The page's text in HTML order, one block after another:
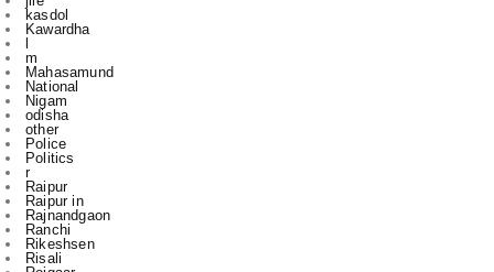
Mahasamund
National
Nigam
odisha
other
Police
Politics
r
Raipur
Raipur in
Rajnandgaon
Ranchi
Rikeshsen
Risali
Rojgaar
Santosh Rai
Sports
State
technology